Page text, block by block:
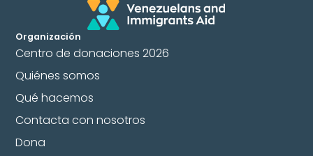
Organización
Centro de donaciones 2026
Quiénes somos
Qué hacemos
Contacta con nosotros
Dona